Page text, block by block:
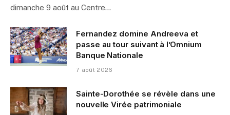
dimanche 9 août au Centre…
Fernandez domine Andreeva et
passe au tour suivant à l’Omnium
Banque Nationale
7 août 2026
Sainte-Dorothée se révèle dans une
nouvelle Virée patrimoniale